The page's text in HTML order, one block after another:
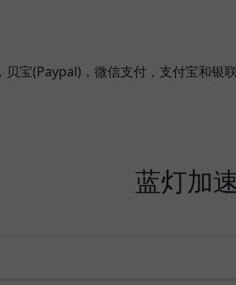
宝(Paypal)，微信支付，支付宝和银联
蓝灯加